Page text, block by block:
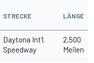
STRECKE LÄNGE
Daytona Int'l.
Speedway
2,500
Meilen